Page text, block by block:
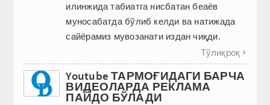
илинжида табиатга нисбатан беаёв
муносабатда бўлиб келди ва натижада
сайёрамиз мувозанати издан чиқди.
Тўлиқроқ 
Youtube ТАРМОҒИДАГИ БАРЧА
ВИДЕОЛАРДА РЕКЛАМА
ПАЙДО БЎЛАДИ